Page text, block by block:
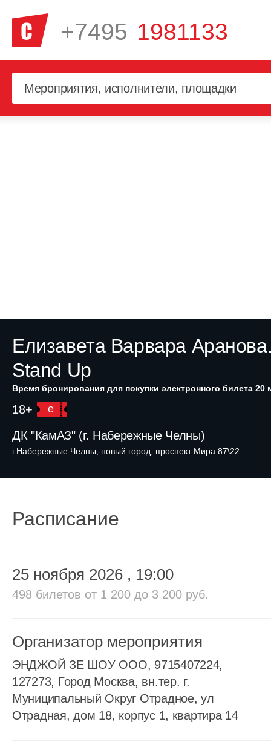
+7495 1981133
Елизавета Варвара
Stand Up
Время бронирования для покупки электронного билета 20
18+ e
ДК "КамАЗ" (г. Набережные Челны)
г.Набережные Челны, новый город, проспект Мира 87\22
Расписание
25 ноября 2026 , 19:00
498 билетов от 1 200 до 3 200 руб.
Организатор мероприятия
ЭНДЖОЙ ЗЕ ШОУ ООО, 9715407224,
127273, Город Москва, вн.тер. г.
Муниципальный Округ Отрадное, ул
Отрадная, дом 18, корпус 1, квартира 14